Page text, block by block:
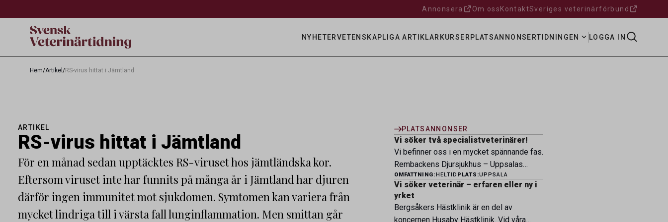
Annonsera Om oss KontaktSveriges veterinärförbund
NYHETERVETENSKAPLIGA ARTIKLAR KURSER PLATSANNONSERTIDNINGEN LOGGA IN
Hem/Artikel /RS-virus hittat i Jämtland
ARTIKEL
RS-virus hittat i Jämtland
För en månad sedan upptäcktes RS-viruset hos jämtländska kor.
Eftersom viruset inte har funnits på många år i Jämtland har djuren
därför ingen immunitet mot sjukdomen. Symtomen kan variera från
mycket lindriga till i värsta fall lunginflammation. Men smittan går
PLATSANNONSER
Vi söker två specialistveterinärer!
Vi befinner oss i en mycket spännande fas.
Rembackens Djursjukhus – Uppsalas
ledande djursjukhus – expanderar nu sin
specialistverksamhet och söker
legitimerade veterinärer med
specialistkompetens som vill vara med
OMFATTNING:HELTID PLATS:UPPSALA
Vi söker veterinär – erfaren eller ny i
yrket
Bergsåkers Hästklinik är en del av
koncernen Husaby Hästklinik. Vid våra